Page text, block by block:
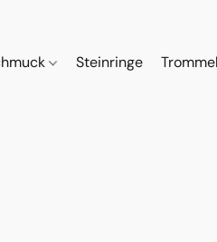
Steinringe